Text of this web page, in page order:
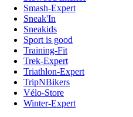
Smash-Expert
Sneak'In
Sneakids
Sport is good
Training-Fit
Trek-Expert
Triathlon-Expert
TripNBikers
Vélo-Store
Winter-Expert